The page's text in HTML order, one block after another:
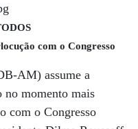
com o Congresso
AM) assume a
no momento mais
com o Congresso